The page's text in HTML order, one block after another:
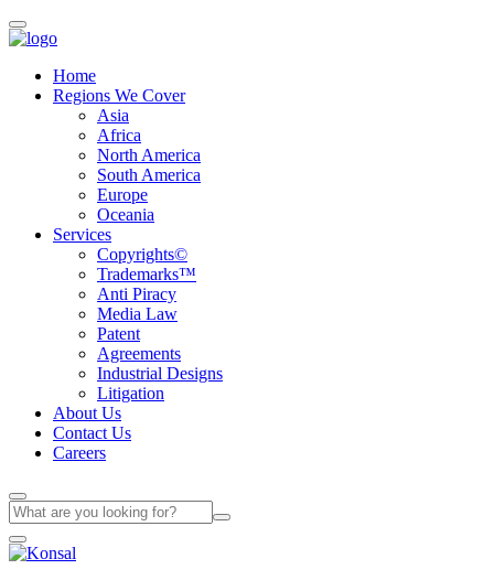
Home
Regions We Cover
Asia
Africa
North America
South America
Europe
Oceania
Services
Copyrights©
Trademarks™
Anti Piracy
Media Law
Patent
Agreements
Industrial Designs
Litigation
About Us
Contact Us
Careers